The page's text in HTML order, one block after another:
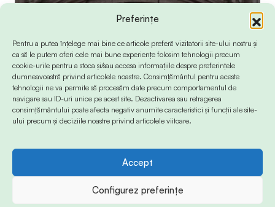
Preferințe
Pentru a putea înțelege mai bine ce articole preferă vizitatorii site-ului nostru și
ca să le putem oferi cele mai bune experiențe folosim tehnologii precum
cookie-urile pentru a stoca și/sau accesa informațiile despre preferințele
dumneavoastră privind articolele noastre. Consimțământul pentru aceste
tehnologii ne va permite să procesăm date precum comportamentul de
navigare sau ID-uri unice pe acest site. Dezactivarea sau retragerea
consimțământului poate afecta negativ anumite caracteristici și funcții ale site-
ului precum și deciziile noastre privind articolele viitoare.
Accept
Configurez preferințe
© 2024 Info-Sud-Est. All Rights Reserved.